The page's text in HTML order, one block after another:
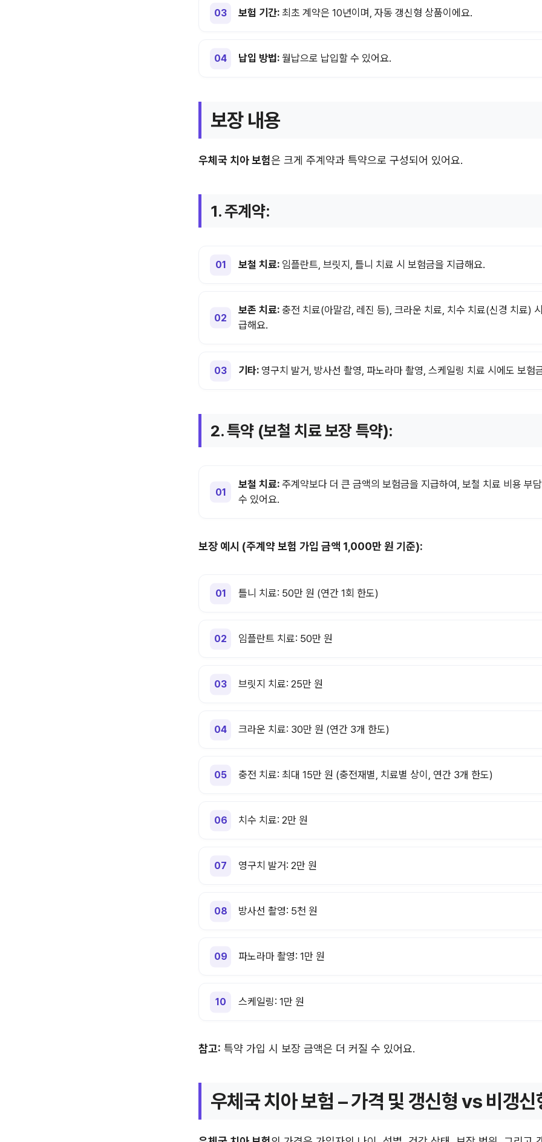
보험 기간: 최초 계약은 10년이며, 자동 갱신형 상품이에요.
납입 방법: 월납으로 납입할 수 있어요.
보장 내용
우체국 치아 보험은 크게 주계약과 특약으로 구성되어 있어요.
1. 주계약:
보철 치료: 임플란트, 브릿지, 틀니 치료 시 보험금을 지급해요.
보존 치료: 충전 치료(아말감, 레진 등), 크라운 치료, 치수 치료(신경 치료)
급해요.
기타: 영구치 발거, 방사선 촬영, 파노라마 촬영, 스케일링 치료 시에도 보험
2. 특약 (보철 치료 보장 특약):
보철 치료: 주계약보다 더 큰 금액의 보험금을 지급하여, 보철 치료 비용 부
수 있어요.
보장 예시 (주계약 보험 가입 금액 1,000만 원 기준):
틀니 치료: 50만 원 (연간 1회 한도)
임플란트 치료: 50만 원
브릿지 치료: 25만 원
크라운 치료: 30만 원 (연간 3개 한도)
충전 치료: 최대 15만 원 (충전재별, 치료별 상이, 연간 3개 한도)
치수 치료: 2만 원
영구치 발거: 2만 원
방사선 촬영: 5천 원
파노라마 촬영: 1만 원
스케일링: 1만 원
참고: 특약 가입 시 보장 금액은 더 커질 수 있어요.
우체국 치아 보험 – 가격 및 갱신형 vs 비갱신